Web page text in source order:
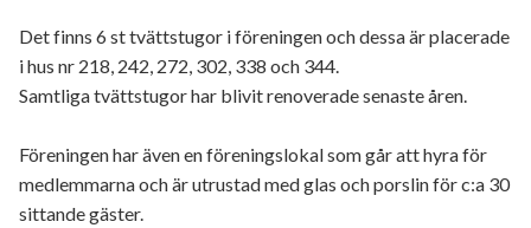
Det finns 6 st tvättstugor i föreningen och dessa är placerade
i hus nr 218, 242, 272, 302, 338 och 344.
Samtliga tvättstugor har blivit renoverade senaste åren.
Föreningen har även en föreningslokal som går att hyra för
medlemmarna och är utrustad med glas och porslin för c:a 30
sittande gäster.